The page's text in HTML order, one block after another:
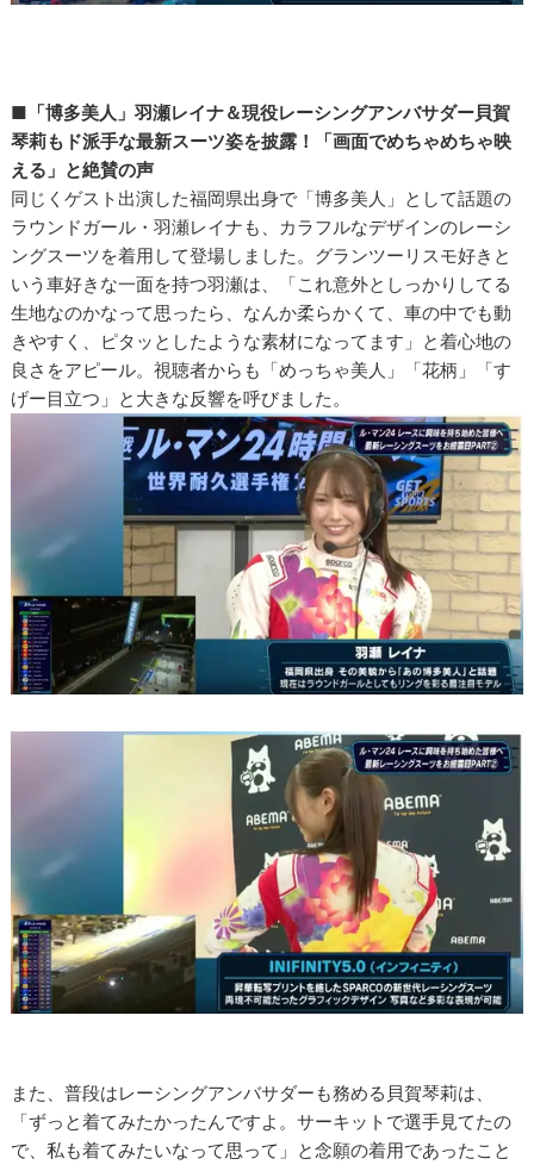
■「博多美人」羽瀬レイナ＆現役レーシングアンバサダー貝賀
琴莉もド派手な最新スーツ姿を披露！「画面でめちゃめちゃ映
える」と絶賛の声
同じくゲスト出演した福岡県出身で「博多美人」として話題の
ラウンドガール・羽瀬レイナも、カラフルなデザインのレーシ
ングスーツを着用して登場しました。グランツーリスモ好きと
いう車好きな一面を持つ羽瀬は、「これ意外としっかりしてる
生地なのかなって思ったら、なんか柔らかくて、車の中でも動
きやすく、ピタッとしたような素材になってます」と着心地の
良さをアピール。視聴者からも「めっちゃ美人」「花柄」「す
げー目立つ」と大きな反響を呼びました。
また、普段はレーシングアンバサダーも務める貝賀琴莉は、
「ずっと着てみたかったんですよ。サーキットで選手見てたの
で、私も着てみたいなって思って」と念願の着用であったこと